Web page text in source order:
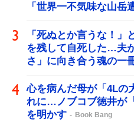
「世界一不気味な山岳
「死ぬとか言うな！
を残して自死した…夫
さ」に向き合う魂の一
心を病んだ母が「4Lの
れに…ノブコブ徳井が
を明かす
Book Bang